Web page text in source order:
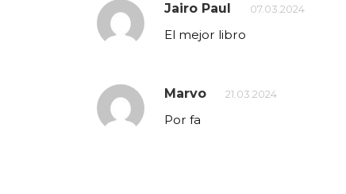
Jairo Paul 07.03.2024
El mejor libro
Marvo 21.03.2024
Por fa